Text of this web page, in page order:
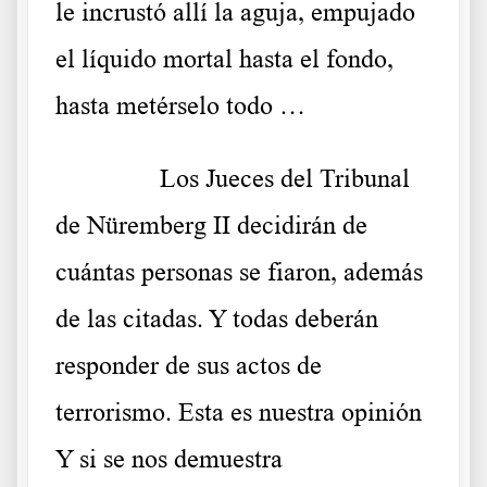
le incrustó allí la aguja, empujado
el líquido mortal hasta el fondo,
hasta metérselo todo …
Los Jueces del Tribunal
de Nüremberg II decidirán de
cuántas personas se fiaron, además
de las citadas. Y todas deberán
responder de sus actos de
terrorismo. Esta es nuestra opinión
Y si se nos demuestra